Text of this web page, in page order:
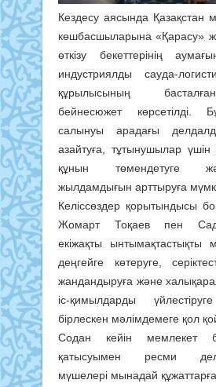
Кездесу аясында Қазақстан
көшбасшыларына «Қарасу»
өткізу бекеттерінің
индустриялды сауда-
құрылысының
бейнесюжет көрсетілді.
салынуы арадағы
азайтуға, тұтынушылар үшін
құнын төмендетуге
жылдамдығын арттыруға
Келіссөздер қорытындысы
Жомарт Тоқаев пен
екіжақты ынтымақтастықты
деңгейге көтеруге,
жандандыруға және
іс-қимылдарды
бірлескен мәлімдемеге қол
Содан кейін мемлекет
қатысуымен ресми
мүшелері мынадай